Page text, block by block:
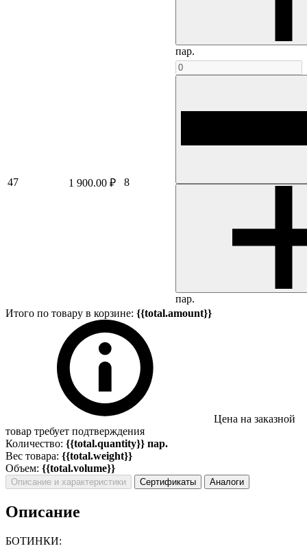
пар.
47 1 900.00 ₽ 8
пар.
Итого по товару в корзине: {{total.amount}}
Цена на заказной
товар требует подтверждения
Количество: {{total.quantity}} пар.
Вес товара: {{total.weight}}
Объем: {{total.volume}}
Описание и характеристики Сертификаты Аналоги
Описание
БОТИНКИ: